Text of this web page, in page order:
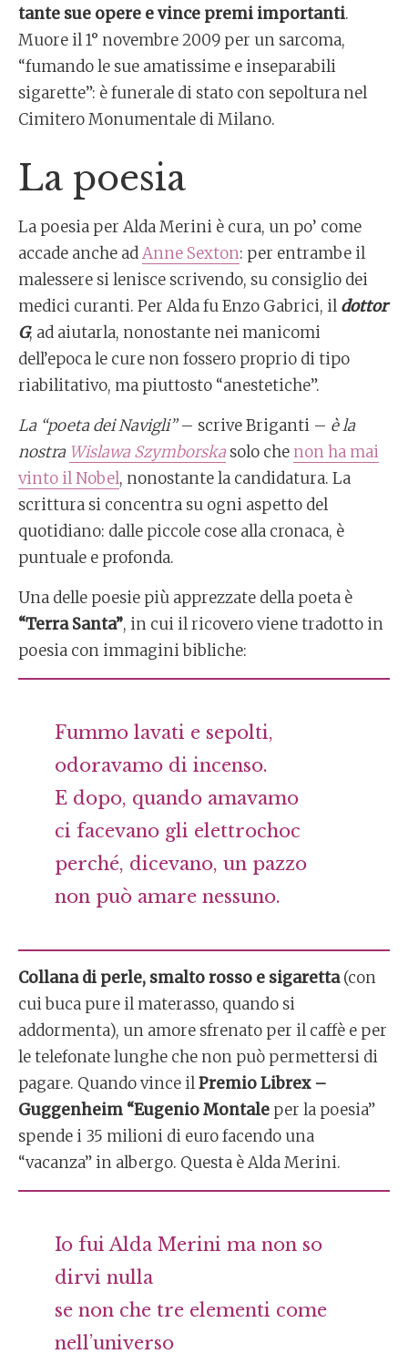
tante sue opere e vince premi importanti.
Muore il 1° novembre 2009 per un sarcoma,
“fumando le sue amatissime e inseparabili
sigarette”: è funerale di stato con sepoltura nel
Cimitero Monumentale di Milano.
La poesia
La poesia per Alda Merini è cura, un po’ come
accade anche adAnne Sexton: per entrambe il
malessere si lenisce scrivendo, su consiglio dei
medici curanti. Per Alda fu Enzo Gabrici, ildottor
G, ad aiutarla, nonostante nei manicomi
dell’epoca le cure non fossero proprio di tipo
riabilitativo, ma piuttosto “anestetiche”.
La “poeta dei Navigli”– scrive Briganti – è la
nostra Wislawa Szymborskasolo che non ha mai
vinto il Nobel, nonostante la candidatura. La
scrittura si concentra su ogni aspetto del
quotidiano: dalle piccole cose alla cronaca, è
puntuale e profonda.
Una delle poesie più apprezzate della poeta è
“Terra Santa”, in cui il ricovero viene tradotto in
poesia con immagini bibliche:
Fummo lavati e sepolti,
odoravamo di incenso.
E dopo, quando amavamo
ci facevano gli elettrochoc
perché, dicevano, un pazzo
non può amare nessuno.
Collana di perle, smalto rosso e sigaretta(con
cui buca pure il materasso, quando si
addormenta), un amore sfrenato per il caffè e per
le telefonate lunghe che non può permettersi di
pagare. Quando vince ilPremio Librex –
Guggenheim “Eugenio Montale per la poesia”
spende i 35 milioni di euro facendo una
“vacanza” in albergo. Questa è Alda Merini.
Io fui Alda Merini ma non so
dirvi nulla
se non che tre elementi come
nell’universo